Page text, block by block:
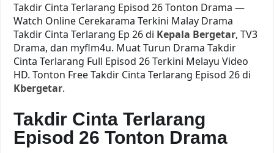
Takdir Cinta Terlarang Episod 26 Tonton Drama —
Watch Online Cerekarama Terkini Malay Drama
Takdir Cinta Terlarang Ep 26 di Kepala Bergetar, TV3
Drama, dan myflm4u. Muat Turun Drama Takdir
Cinta Terlarang Full Episod 26 Terkini Melayu Video
HD. Tonton Free Takdir Cinta Terlarang Episod 26 di
Kbergetar.
Takdir Cinta Terlarang
Episod 26 Tonton Drama